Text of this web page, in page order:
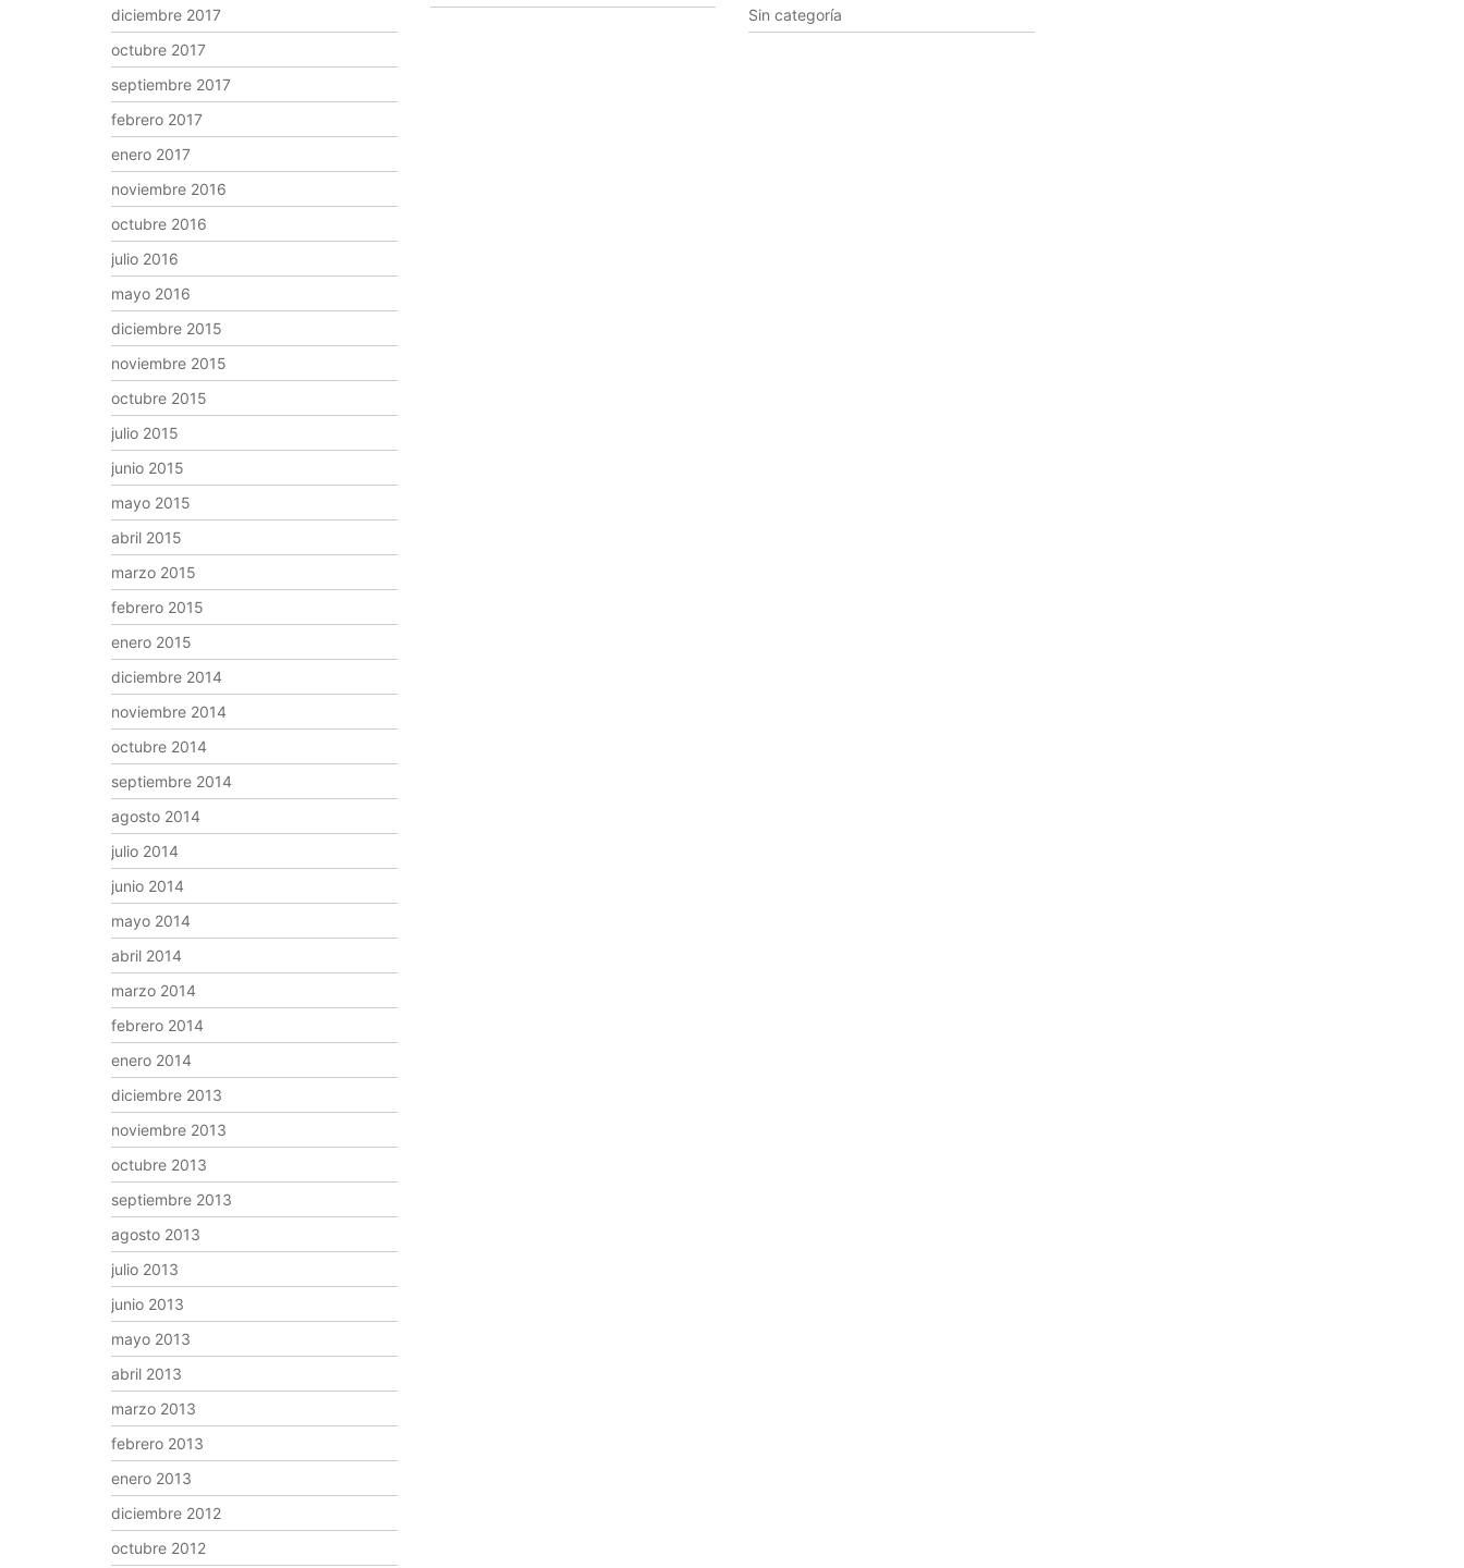
diciembre 2017
octubre 2017
septiembre 2017
febrero 2017
enero 2017
noviembre 2016
octubre 2016
julio 2016
mayo 2016
diciembre 2015
noviembre 2015
octubre 2015
julio 2015
junio 2015
mayo 2015
abril 2015
marzo 2015
febrero 2015
enero 2015
diciembre 2014
noviembre 2014
octubre 2014
septiembre 2014
agosto 2014
julio 2014
junio 2014
mayo 2014
abril 2014
marzo 2014
febrero 2014
enero 2014
diciembre 2013
noviembre 2013
octubre 2013
septiembre 2013
agosto 2013
julio 2013
junio 2013
mayo 2013
abril 2013
marzo 2013
febrero 2013
enero 2013
diciembre 2012
octubre 2012
Sin categoría